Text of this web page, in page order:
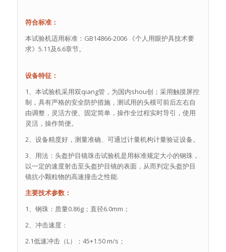
符合标准：
本试验机适用标准：GB14866-2006 《个人用眼护具技术要
求》5.11及6.6章节。
设备特征：
1、本试验机采用双qiang管，为国内shou创；采用触摸屏控
制，具有严格的安全防护措施，测试用的头模可前后左右自
由调整，灵活方便、固定简单，操作全过程实时导引，使用
灵活，操作简便。
2、设备精度好，测量准确、可通过计量机构计量验证设备。
3、用法：头盔护目镜珠击试验机是用标准规定大小的钢珠，
以一定的速度射击至头盔护目镜的表面，从而判定头盔护目
镜抗小颗粒物的高速撞击之性能.
主要技术参数：
1、钢珠：质量0.86g；直径6.0mm；
2、冲击速度：
2.1低速冲击（L）：45+1.50 m/s；